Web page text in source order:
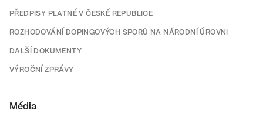
PŘEDPISY PLATNÉ V ČESKÉ REPUBLICE
ROZHODOVÁNÍ DOPINGOVÝCH SPORŮ NA NÁRODNÍ ÚROVNI
DALŠÍ DOKUMENTY
VÝROČNÍ ZPRÁVY
Média